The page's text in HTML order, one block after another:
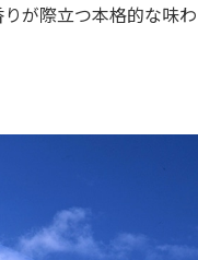
が際立つ本格的な味わ